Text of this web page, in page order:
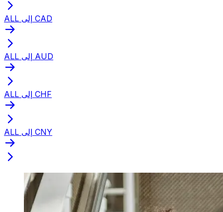
ALL إلى CAD
ALL إلى AUD
ALL إلى CHF
ALL إلى CNY